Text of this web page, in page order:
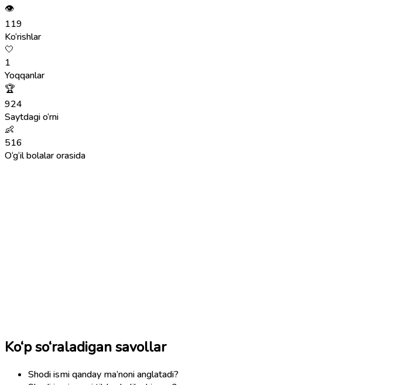
👁
119
Ko‘rishlar
🤍
1
Yoqqanlar
🏆
924
Saytdagi o‘rni
👶
516
O‘g‘il bolalar orasida
Ko‘p so‘raladigan savollar
Shodi ismi qanday ma’noni anglatadi?